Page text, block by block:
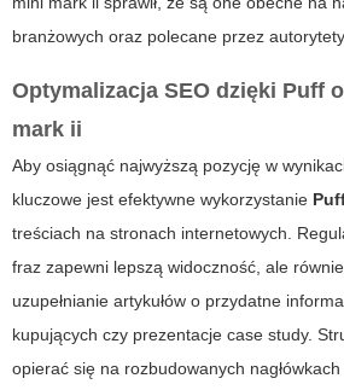
branżowych oraz polecane przez
Optymalizacja SEO dzięki Puff
mark ii
Aby osiągnąć najwyższą pozycję w
kluczowe jest efektywne wykorzystanie
treściach na stronach internetowych.
fraz zapewni lepszą widoczność, ale
uzupełnianie artykułów o przydatne
kupujących czy prezentacje case study.
opierać się na rozbudowanych